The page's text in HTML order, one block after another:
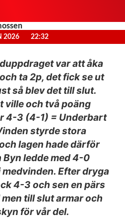
2026 22:32
var att åka
ta 2p, det fick se ut
så blev det till slut.
ville och två poäng
4-3 (4-1) = Underbart
styrde stora
lagen hade därför
ledde med 4-0
Efter dryga
4-3 och sen en pärs
till slut armar och
för vår del.